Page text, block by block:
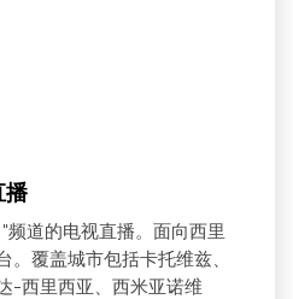
播
道的电视直播。面向西里
。覆盖城市包括卡托维兹、
-西里西亚、西米亚诺维